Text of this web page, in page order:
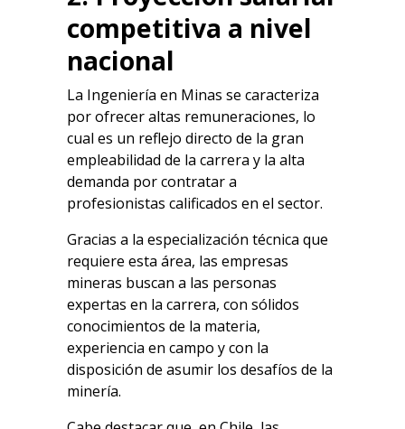
competitiva a nivel
nacional
La Ingeniería en Minas se caracteriza
por ofrecer altas remuneraciones, lo
cual es un reflejo directo de la gran
empleabilidad de la carrera y la alta
demanda por contratar a
profesionistas calificados en el sector.
Gracias a la especialización técnica que
requiere esta área, las empresas
mineras buscan a las personas
expertas en la carrera, con sólidos
conocimientos de la materia,
experiencia en campo y con la
disposición de asumir los desafíos de la
minería.